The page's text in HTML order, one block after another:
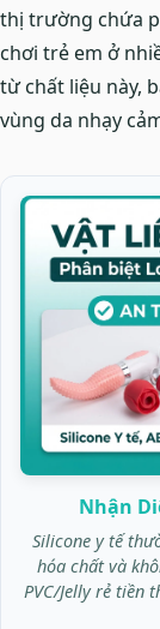
thị trường chứa
chơi trẻ em ở
từ chất liệu này,
vùng da nhạy
Nhận
Silicone y tế
hóa chất và
PVC/Jelly rẻ tiền